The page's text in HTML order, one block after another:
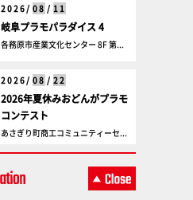
2026/ 08 / 11
岐阜プラモパラダイス 4
各務原市産業文化センター 8F 第...
2026/ 08 / 22
2026年夏休みおどんがプラモ
コンテスト
あさぎり町商工コミュニティーセ...